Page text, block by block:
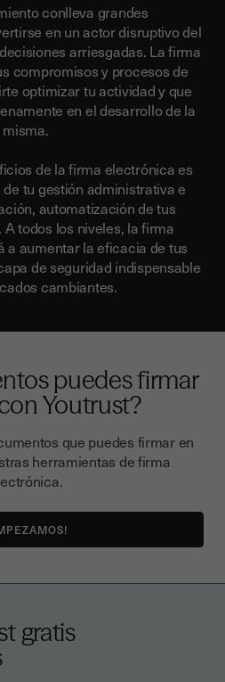
conlleva grandes
en un actor disruptivo del
arriesgadas. La firma
compromisos y procesos de
optimizar tu actividad y que
en el desarrollo de la
misma.
de la firma electrónica es
tu gestión administrativa e
automatización de tus
todos los niveles, la firma
a aumentarla eficacia de tus
de seguridad indispensable
cambiantes.
puedes firmar
Youtrust?
que puedes firmar en
herramientas de firma
gratis